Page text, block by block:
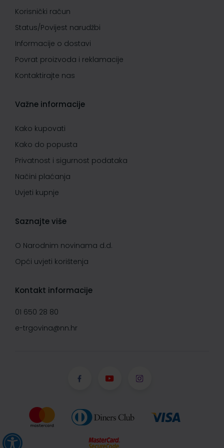
Korisnički račun
Status/Povijest narudžbi
Informacije o dostavi
Povrat proizvoda i reklamacije
Kontaktirajte nas
Važne informacije
Kako kupovati
Kako do popusta
Privatnost i sigurnost podataka
Načini plaćanja
Uvjeti kupnje
Saznajte više
O Narodnim novinama d.d.
Opći uvjeti korištenja
Kontakt informacije
01 650 28 80
e-trgovina@nn.hr